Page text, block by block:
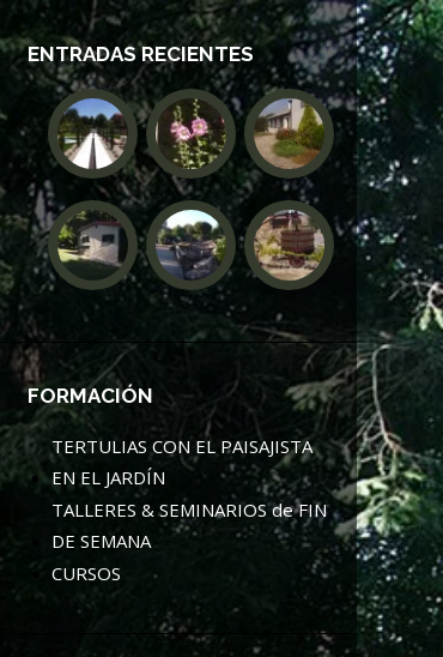
ENTRADAS RECIENTES
FORMACIÓN
TERTULIAS CON EL PAISAJISTA
EN EL JARDÍN
TALLERES & SEMINARIOS de FIN
DE SEMANA
CURSOS